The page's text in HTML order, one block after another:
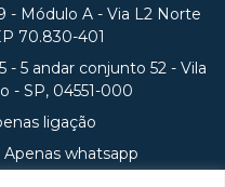
- Módulo A - Via L2 Norte
70.830-401
- 5 andar conjunto 52 - Vila
- SP, 04551-000
ligação
Apenas whatsapp